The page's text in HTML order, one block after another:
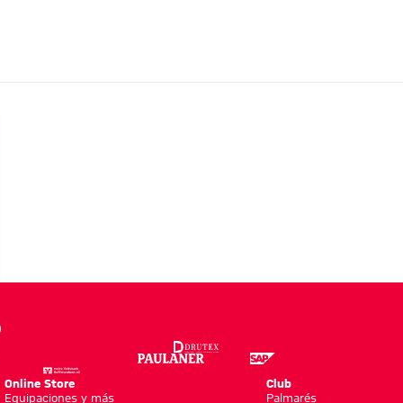
Online Store
Equipaciones y más
Club
Palmarés